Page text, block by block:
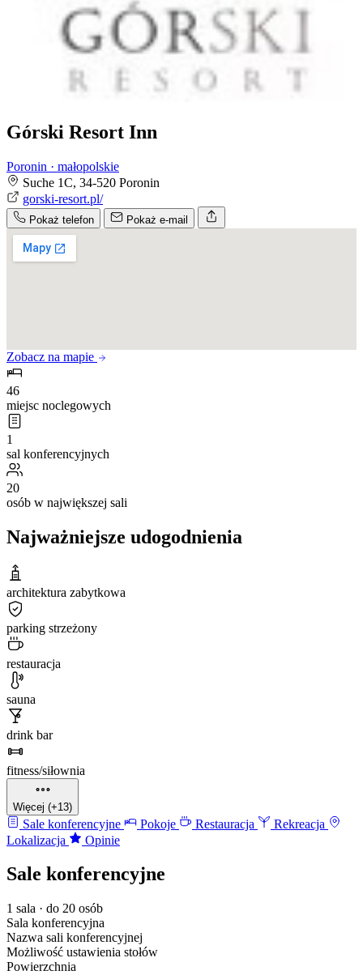
Górski Resort Inn
Poronin · małopolskie
Suche 1C, 34-520 Poronin
gorski-resort.pl/
Pokaż telefon Pokaż e-mail
Zobacz na mapie
46
miejsc noclegowych
1
sal konferencyjnych
20
osób w największej sali
Najważniejsze udogodnienia
architektura zabytkowa
parking strzeżony
restauracja
sauna
drink bar
fitness/siłownia
Więcej (+13)
Sale konferencyjne Pokoje Restauracja
Rekreacja
Lokalizacja
Opinie
Sale konferencyjne
1 sala · do 20 osób
Sala konferencyjna
Nazwa sali konferencyjnej
Możliwość ustawienia stołów
Powierzchnia